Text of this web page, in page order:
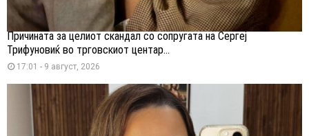
Причината за целиот скандал со сопругата на Сергеј
Трифуновиќ во трговскиот центар...
17:01 - 9 август, 2026